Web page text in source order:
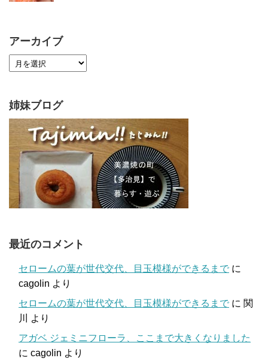
アーカイブ
姉妹ブログ
最近のコメント
セロームの葉が世代交代、目玉模様ができるまで に
cagolin より
セロームの葉が世代交代、目玉模様ができるまで に 関
川
より
アガベ ジェミニフローラ、ここまで大きくなりました
に cagolin より